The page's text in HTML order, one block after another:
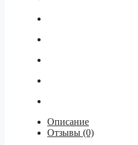
Описание
Отзывы (0)